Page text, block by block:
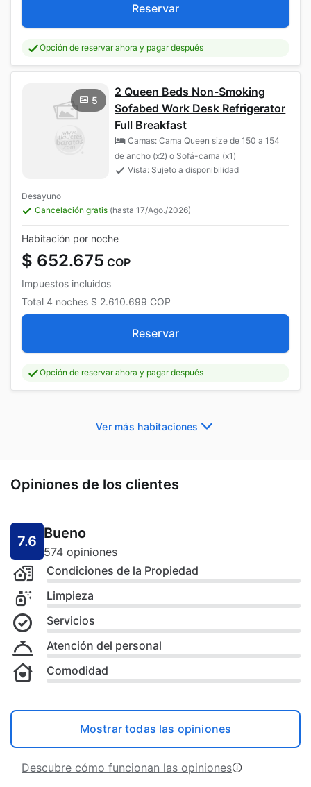
Reservar
Opción de reservar ahora y pagar después
5
2 Queen Beds Non-Smoking
Sofabed Work Desk Refrigerator
Full Breakfast
Camas: Cama Queen size de 150 a 154
de ancho (x2) o Sofá-cama (x1)
Vista: Sujeto a disponibilidad
Desayuno
Cancelación gratis (hasta 17/Ago./2026)
Habitación por noche
$ 652.675 COP
Impuestos incluidos
Total 4 noches $ 2.610.699 COP
Reservar
Opción de reservar ahora y pagar después
Ver más habitaciones
Opiniones de los clientes
7.6 Bueno
574 opiniones
Condiciones de la Propiedad
Limpieza
Servicios
Atención del personal
Comodidad
Mostrar todas las opiniones
Descubre cómo funcionan las opiniones